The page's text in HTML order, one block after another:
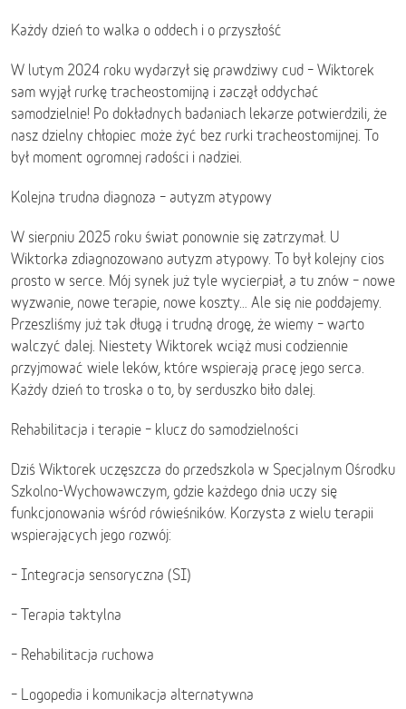
Każdy dzień to walka o oddech i o przyszłość
W lutym 2024 roku wydarzył się prawdziwy cud – Wiktorek
sam wyjął rurkę tracheostomijną i zaczął oddychać
samodzielnie! Po dokładnych badaniach lekarze potwierdzili, że
nasz dzielny chłopiec może żyć bez rurki tracheostomijnej. To
był moment ogromnej radości i nadziei.
Kolejna trudna diagnoza – autyzm atypowy
W sierpniu 2025 roku świat ponownie się zatrzymał. U
Wiktorka zdiagnozowano autyzm atypowy. To był kolejny cios
prosto w serce. Mój synek już tyle wycierpiał, a tu znów – nowe
wyzwanie, nowe terapie, nowe koszty… Ale się nie poddajemy.
Przeszliśmy już tak długą i trudną drogę, że wiemy – warto
walczyć dalej. Niestety Wiktorek wciąż musi codziennie
przyjmować wiele leków, które wspierają pracę jego serca.
Każdy dzień to troska o to, by serduszko biło dalej.
Rehabilitacja i terapie – klucz do samodzielności
Dziś Wiktorek uczęszcza do przedszkola w Specjalnym Ośrodku
Szkolno-Wychowawczym, gdzie każdego dnia uczy się
funkcjonowania wśród rówieśników. Korzysta z wielu terapii
wspierających jego rozwój:
– Integracja sensoryczna (SI)
– Terapia taktylna
– Rehabilitacja ruchowa
– Logopedia i komunikacja alternatywna